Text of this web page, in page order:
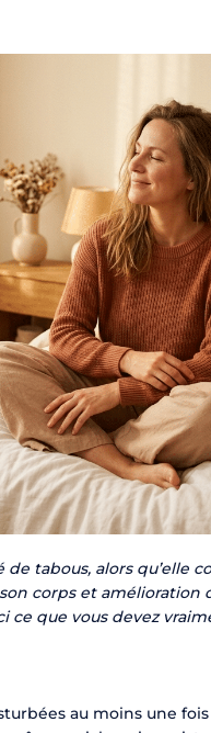
tabous, alors qu’elle
corps et amélioration
ce que vous devez
au moins une fois